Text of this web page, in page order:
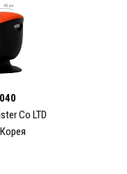
Co LTD